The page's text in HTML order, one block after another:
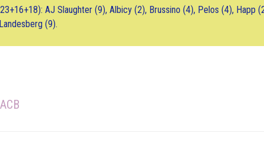
AJ Slaughter (9), Albicy (2), Brussino (4), Pelos (4), Happ
(9).